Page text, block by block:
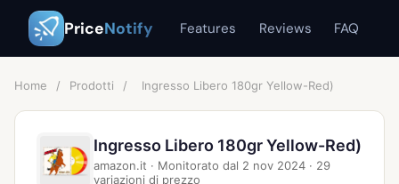
PriceNotify Features Reviews FAQ
Home / Prodotti / Ingresso Libero 180gr Yellow-Red)
Ingresso Libero 180gr Yellow-Red)
amazon.it · Monitorato dal 2 nov 2024 · 29
variazioni di prezzo